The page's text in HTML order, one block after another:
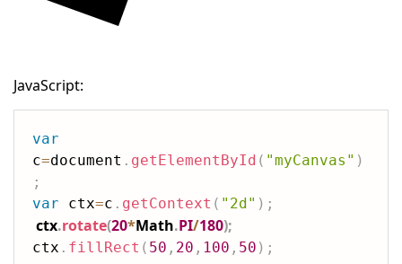
JavaScript:
var
c=document . getElementById ( "myCanvas" )
;
var ctx=c . getContext ( "2d" ) ;
ctx.rotate(20*Math.PI/180);
ctx . fillRect ( 50 , 20 , 100 , 50 ) ;